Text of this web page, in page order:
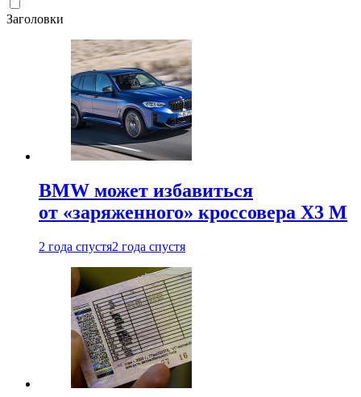
Заголовки
BMW может избавиться
от «заряженного» кроссовера X3 M
2 года спустя2 года спустя